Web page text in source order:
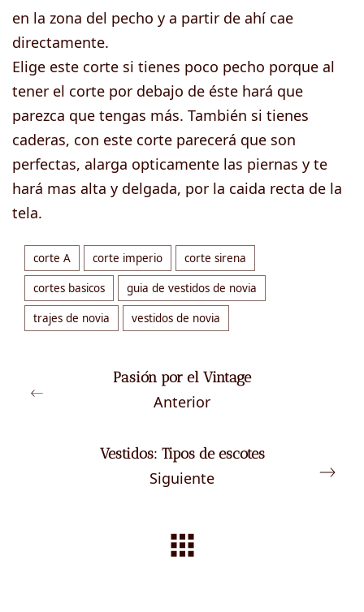
en la zona del pecho y a partir de ahí cae
directamente.
Elige este corte si tienes poco pecho porque al
tener el corte por debajo de éste hará que
parezca que tengas más. También si tienes
caderas, con este corte parecerá que son
perfectas, alarga opticamente las piernas y te
hará mas alta y delgada, por la caida recta de la
tela.
corte A corte imperio corte sirena
cortes basicos guia de vestidos de novia
trajes de novia vestidos de novia
Pasión por el Vintage
Anterior
Vestidos: Tipos de escotes
Siguiente